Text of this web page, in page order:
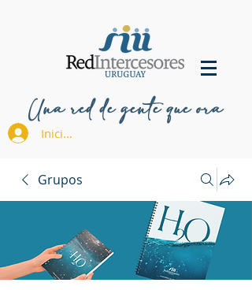
Una red de gente que ora
Iniciar sesión
Grupos